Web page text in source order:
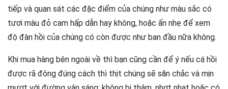
tiếp và quan sát các đặc điểm của chúng như màu sắc có
tươi màu đỏ cam hấp dẫn hay không, hoặc ấn nhẹ để xem
độ đàn hồi của chúng có còn được như ban đầu nữa không.
Khi mua hàng bên ngoài về thì bạn cũng cần để ý nếu cá hồi
được rã đông đúng cách thì thịt chúng sẽ săn chắc và mịn